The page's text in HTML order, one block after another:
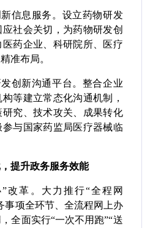
息服务。设立药物研发
社会关切，为药物研发创
药企业、科研院所、医疗
准布局。
新沟通平台。整合企业
等建立常态化沟通机制，
究、技术攻关、成果转化
与国家药监局医疗器械临
提升政务服务效能
革。大力推行“全程网
事项全环节、全流程网上办
全面实行“一次不用跑”“送